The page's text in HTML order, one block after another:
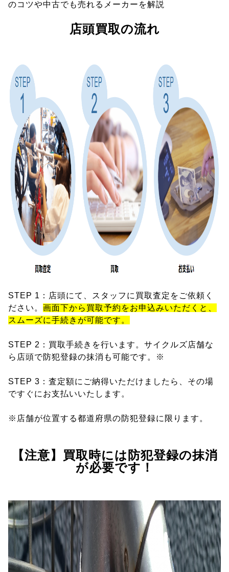
のコツや中古でも売れるメーカーを解説
店頭買取の流れ
STEP 1：店頭にて、スタッフに買取査定をご依頼く
ださい。 画面下から買取予約をお申込みいただくと、
スムーズに手続きが可能です。
STEP 2：買取手続きを行います。サイクルズ店舗な
ら店頭で防犯登録の抹消も可能です。※
STEP 3：査定額にご納得いただけましたら、その場
ですぐにお支払いいたします。
※店舗が位置する都道府県の防犯登録に限ります。
【注意】買取時には防犯登録の抹消
が必要です！